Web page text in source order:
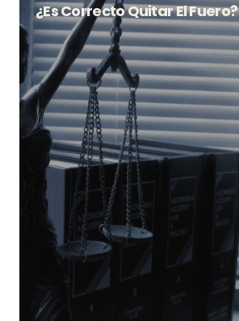
¿Es Correcto Quitar El Fuero?